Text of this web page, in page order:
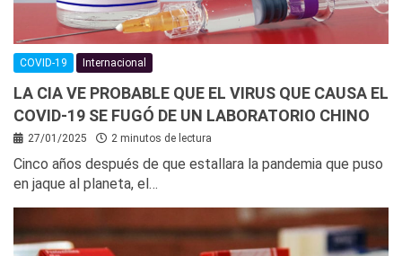
COVID-19 Internacional
LA CIA VE PROBABLE QUE EL VIRUS QUE CAUSA EL
COVID-19 SE FUGÓ DE UN LABORATORIO CHINO
27/01/2025 2 minutos de lectura
Cinco años después de que estallara la pandemia que puso
en jaque al planeta, el…